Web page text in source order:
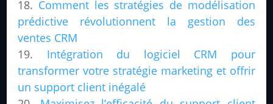
Comment les stratégies de modélisation
prédictive révolutionnent la gestion des
ventes CRM
Intégration du logiciel CRM pour
transformer votre stratégie marketing et offrir
un support client inégalé